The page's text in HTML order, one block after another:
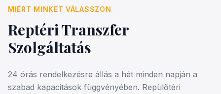
MIÉRT MINKET VÁLASSZON
Reptéri Transzfer
Szolgáltatás
24 órás rendelkezésre állás a hét minden napján a
szabad kapacitások függvényében. Repülőtéri